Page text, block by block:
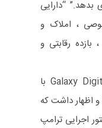
“دارایی
، املاک و
رقابتی و
مدیرعامل Galaxy Digital Mike Novogratz با
و اظهار داشت که
اجرایی ترامپ